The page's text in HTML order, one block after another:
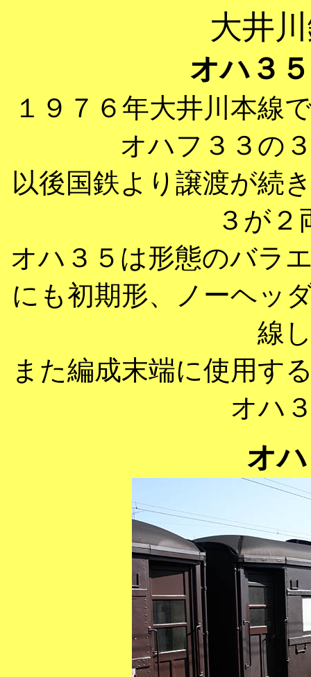
大井
オハ３
１９７６年大井川本線
オハフ３３の
以後国鉄より譲渡が続
３が２
オハ３５は形態のバラ
にも初期形、ノーヘッ
線
また編成末端に使用す
オハ
オ